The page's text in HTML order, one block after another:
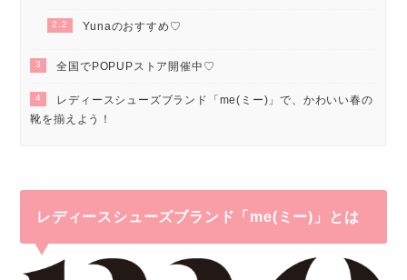
2.2 Yunaのおすすめ♡
3 全国でPOPUPストア開催中♡︎
4
レディースシューズブランド「me(ミー)」で、かわいい春の
靴を揃えよう！
レディースシューズブランド「me(ミー)」とは